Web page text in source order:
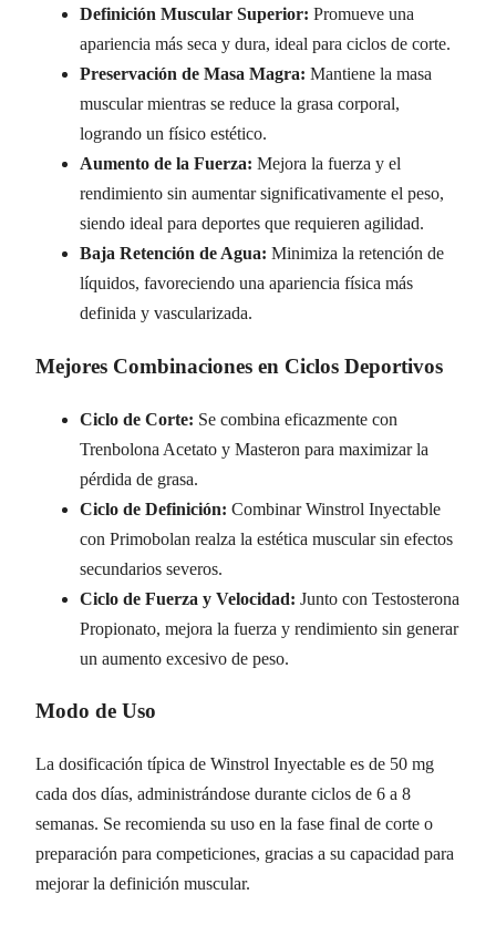
Definición Muscular Superior: Promueve una
apariencia más seca y dura, ideal para ciclos de corte.
Preservación de Masa Magra: Mantiene la masa
muscular mientras se reduce la grasa corporal,
logrando un físico estético.
Aumento de la Fuerza: Mejora la fuerza y el
rendimiento sin aumentar significativamente el peso,
siendo ideal para deportes que requieren agilidad.
Baja Retención de Agua: Minimiza la retención de
líquidos, favoreciendo una apariencia física más
definida y vascularizada.
Mejores Combinaciones en Ciclos Deportivos
Ciclo de Corte: Se combina eficazmente con
Trenbolona Acetato y Masteron para maximizar la
pérdida de grasa.
Ciclo de Definición: Combinar Winstrol Inyectable
con Primobolan realza la estética muscular sin efectos
secundarios severos.
Ciclo de Fuerza y Velocidad: Junto con Testosterona
Propionato, mejora la fuerza y rendimiento sin generar
un aumento excesivo de peso.
Modo de Uso
La dosificación típica de Winstrol Inyectable es de 50 mg
cada dos días, administrándose durante ciclos de 6 a 8
semanas. Se recomienda su uso en la fase final de corte o
preparación para competiciones, gracias a su capacidad para
mejorar la definición muscular.